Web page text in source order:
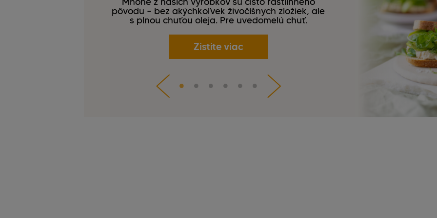
pôvodu – bez akýchkoľvek živočíšnych zložiek, ale
s plnou chuťou oleja. Pre uvedomelú chuť.
Zistite viac